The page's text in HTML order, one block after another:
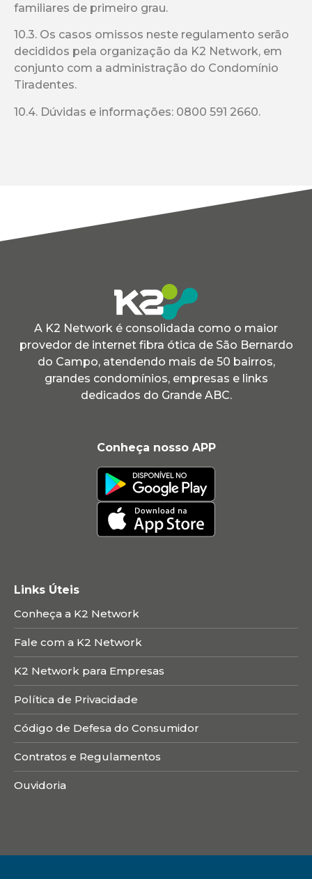
familiares de primeiro grau.
10.3. Os casos omissos neste regulamento serão
decididos pela organização da K2 Network, em
conjunto com a administração do Condomínio
Tiradentes.
10.4. Dúvidas e informações: 0800 591 2660.
A K2 Network é consolidada como o maior
provedor de internet fibra ótica de São Bernardo
do Campo, atendendo mais de 50 bairros,
grandes condomínios, empresas e links
dedicados do Grande ABC.
Conheça nosso APP
Links Úteis
Conheça a K2 Network
Fale com a K2 Network
K2 Network para Empresas
Política de Privacidade
Código de Defesa do Consumidor
Contratos e Regulamentos
Ouvidoria